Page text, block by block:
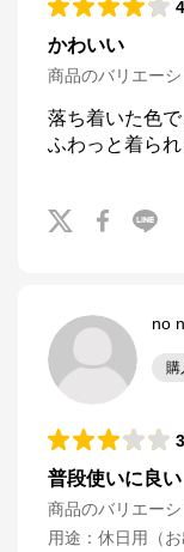
かわいい
商品のバリエー
落ち着いた色
ふわっと着ら
no
購
普段使いに良い
商品のバリエー
用途 ： 休日用（お